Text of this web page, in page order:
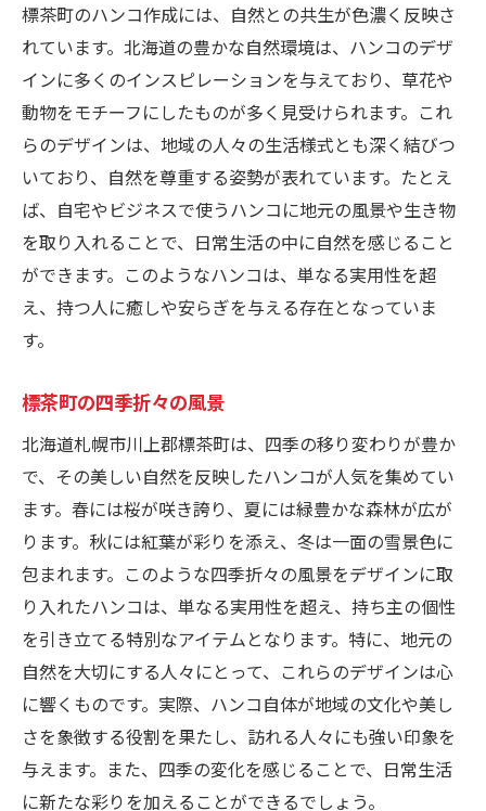
ビジネスに新たな価値を与える地域密着型ハン
コの魅力
企業ロゴを活かしたカスタムハンコ
地域密着型のブランディング戦略
地元企業とのコラボレーション事例
ハンコがもたらすマーケティング効果
ローカルビジネスの活性化に貢献
ビジネスシーンでの実用性と独自性
観光のお土産としても人気！標茶町発のオリジ
地元ならではのデザインが魅力
観光地でのハンコ体験
お土産としてのハンコの価値
観光客の心を掴む独自性
ハンコを通した地域プロモーション
自然と文化を融合したハンコがもたらす新たな
可能性
デザインに込められた地域文化
自然素材を使ったクリエイティブな試み
文化交流の架け橋としての役割
地域コミュニティとの協力
標茶町のハンコ作成には、自然との共生が色濃く反映さ
れています。北海道の豊かな自然環境は、ハンコのデザ
インに多くのインスピレーションを与えており、草花や
動物をモチーフにしたものが多く見受けられます。これ
らのデザインは、地域の人々の生活様式とも深く結びつ
いており、自然を尊重する姿勢が表れています。たとえ
ば、自宅やビジネスで使うハンコに地元の風景や生き物
を取り入れることで、日常生活の中に自然を感じること
ができます。このようなハンコは、単なる実用性を超
え、持つ人に癒しや安らぎを与える存在となっていま
す。
標茶町の四季折々の風景
北海道札幌市川上郡標茶町は、四季の移り変わりが豊か
で、その美しい自然を反映したハンコが人気を集めてい
ます。春には桜が咲き誇り、夏には緑豊かな森林が広が
ります。秋には紅葉が彩りを添え、冬は一面の雪景色に
包まれます。このような四季折々の風景をデザインに取
り入れたハンコは、単なる実用性を超え、持ち主の個性
を引き立てる特別なアイテムとなります。特に、地元の
自然を大切にする人々にとって、これらのデザインは心
に響くものです。実際、ハンコ自体が地域の文化や美し
さを象徴する役割を果たし、訪れる人々にも強い印象を
与えます。また、四季の変化を感じることで、日常生活
に新たな彩りを加えることができるでしょう。